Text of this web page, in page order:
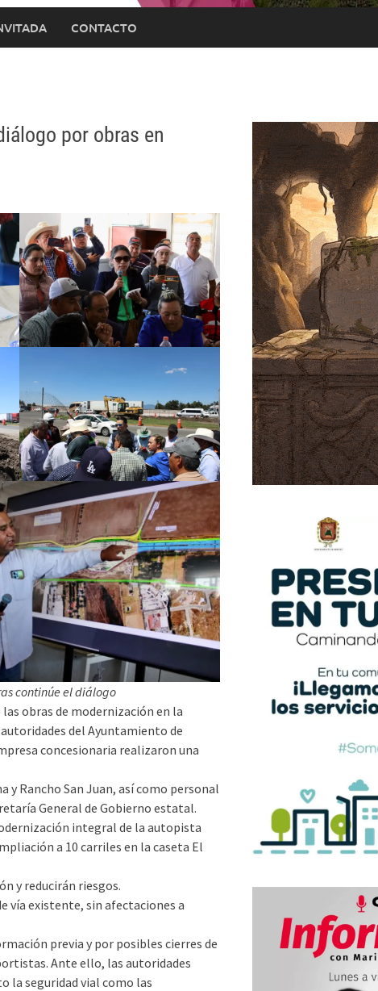
CONTACTO
por obras en
continúe el diálogo
obras de modernización en la
del Ayuntamiento de
concesionaria realizaron una
Rancho San Juan, así como personal
General de Gobierno estatal.
integral de la autopista
a 10 carriles en la caseta El
y reducirán riesgos.
vía existente, sin afectaciones a
previa y por posibles cierres de
Ante ello, las autoridades
la seguridad vial como las